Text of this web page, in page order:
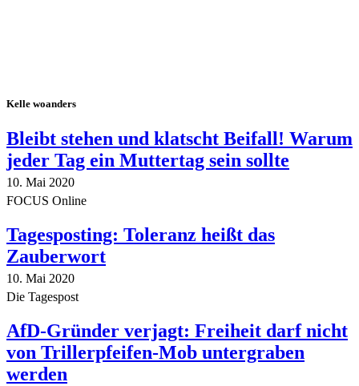
Kelle woanders
Bleibt stehen und klatscht Beifall! Warum
jeder Tag ein Muttertag sein sollte
10. Mai 2020
FOCUS Online
Tagesposting: Toleranz heißt das
Zauberwort
10. Mai 2020
Die Tagespost
AfD-Gründer verjagt: Freiheit darf nicht
von Trillerpfeifen-Mob untergraben
werden